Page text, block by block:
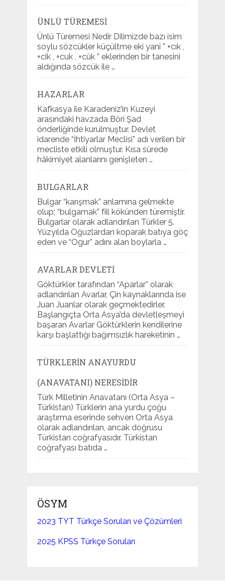
ÜNLÜ TÜREMESI
Ünlü Türemesi Nedir Dilimizde bazı isim
soylu sözcükler küçültme eki yani ” +cık ,
+cik , +cuk , +cük ” eklerinden bir tanesini
aldığında sözcük ile …
HAZARLAR
Kafkasya ile Karadeniz’in Kuzeyi
arasındaki havzada Böri Şad
önderliğinde kurulmuştur. Devlet
idarende “İhtiyarlar Meclisi” adı verilen bir
mecliste etkili olmuştur. Kısa sürede
hâkimiyet alanlarını genişleten …
BULGARLAR
Bulgar “karışmak” anlamına gelmekte
olup; “bulgamak” fiil kökünden türemiştir.
Bulgarlar olarak adlandırılan Türkler 5.
Yüzyılda Oğuzlardan koparak batıya göç
eden ve “Ogur” adını alan boylarla …
AVARLAR DEVLETI
Göktürkler tarafından “Aparlar” olarak
adlandırılan Avarlar, Çin kaynaklarında ise
Juan Juanlar olarak geçmektedirler.
Başlangıçta Orta Asya’da devletleşmeyi
başaran Avarlar Göktürklerin kendilerine
karşı başlattığı bağımsızlık hareketinin …
TÜRKLERIN ANAYURDU
(ANAVATANI) NERESIDIR
Türk Milletinin Anavatanı (Orta Asya –
Türkistan) Türklerin ana yurdu çoğu
araştırma eserinde sehven Orta Asya
olarak adlandırılan, ancak doğrusu
Türkistan coğrafyasıdır. Türkistan
coğrafyası batıda …
ÖSYM
2023 TYT Türkçe Soruları ve Çözümleri
2025 KPSS Türkçe Soruları